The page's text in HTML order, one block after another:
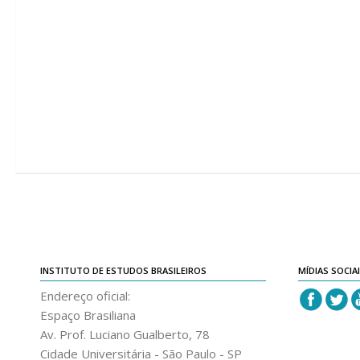
INSTITUTO DE ESTUDOS BRASILEIROS
Endereço oficial:
Espaço Brasiliana
Av. Prof. Luciano Gualberto, 78
Cidade Universitária - São Paulo - SP
MÍDIAS